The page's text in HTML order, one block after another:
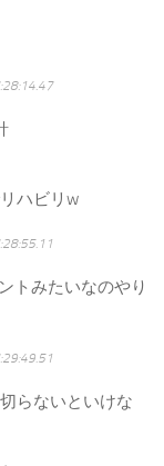
ハビリw
トみたいなのやり
らないといけな